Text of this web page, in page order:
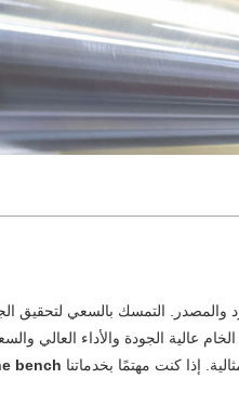
والمصدر. التمسك بالسعي لتحقيق
عالية الجودة والأداء العالي
إذا كنت مهتمًا بخدماتنا bench